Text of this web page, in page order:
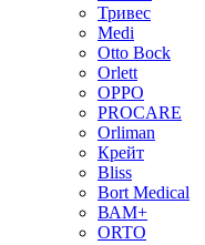
Тривес
Medi
Otto Bock
Orlett
OPPO
PROCARE
Orliman
Крейт
Bliss
Bort Medical
ВАМ+
ORTO